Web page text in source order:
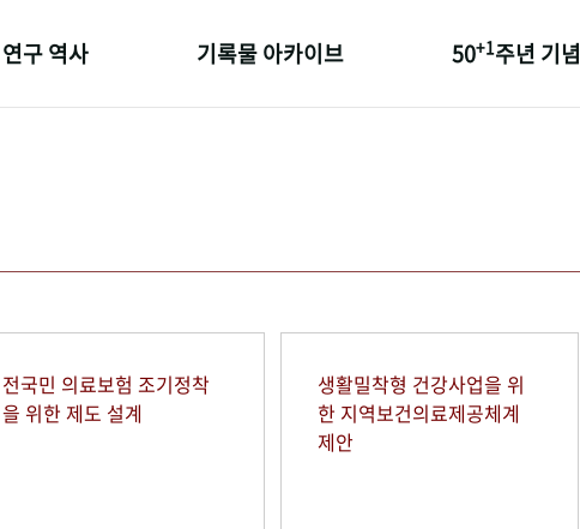
연구 역사 기록물 아카이브 50+1주년 기념
전국민 의료보험 조기정착
을 위한 제도 설계
생활밀착형 건강사업을 위
한 지역보건의료제공체계
제안